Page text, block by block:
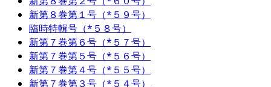
新第８巻第１号（*５９号）
臨時特輯号（*５８号）
新第７巻第６号（*５７号）
新第７巻第５号（*５６号）
新第７巻第４号（*５５号）
新第７巻第３号（*５４号）